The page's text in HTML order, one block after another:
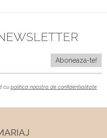
cu politica noastra de confidentialitate